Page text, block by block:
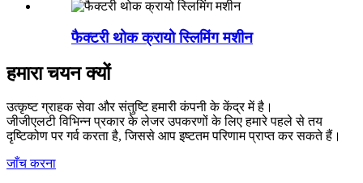
फैक्टरी थोक क्रायो स्लिमिंग मशीन
हमारा चयन क्यों
उत्कृष्ट ग्राहक सेवा और संतुष्टि हमारी कंपनी के केंद्र में है।
जीजीएलटी विभिन्न प्रकार के लेजर उपकरणों के लिए हमारे पहले से तय
दृष्टिकोण पर गर्व करता है, जिससे आप इष्टतम परिणाम प्राप्त कर सकते हैं।
जाँच करना